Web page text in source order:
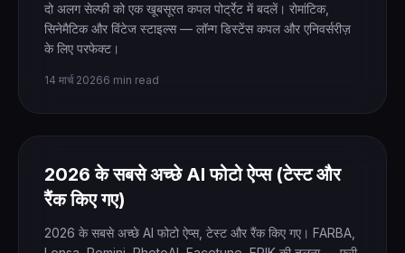
दो अलग सेल्फी को एक खूबसूरत कपल पोर्ट्रेट में बदलें। रोमांटिक,
सिनेमैटिक और विंटेज स्टाइल्स — लॉन्ग डिस्टेंस कपल और एनिवर्सरीज़
के लिए परफेक्ट।
14 मार्च 20266 min read
2026 के सबसे अच्छे AI फोटो ऐप्स (टेस्ट और
रैंक किए गए)
2026 के सबसे अच्छे AI फोटो ऐप्स, टेस्ट और रैंक किए गए। FARBA,